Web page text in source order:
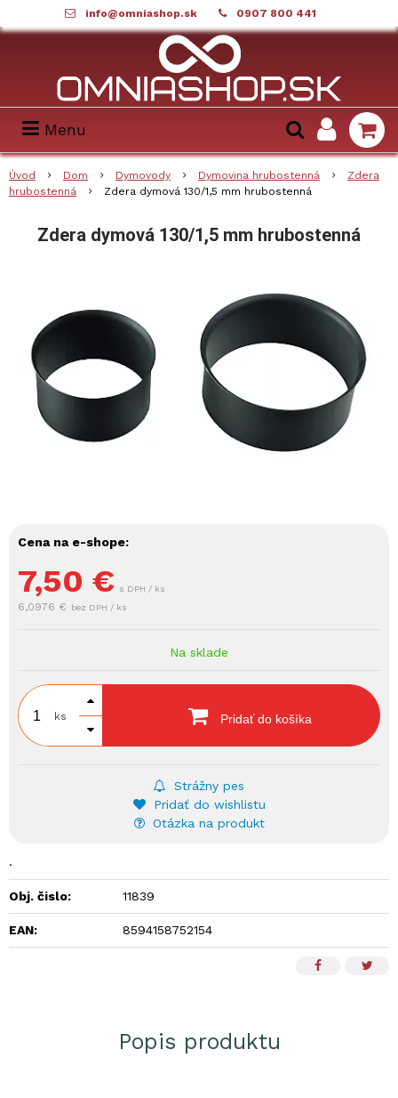
info@omniashop.sk 0907 800 441
Menu
Úvod Dom Dymovody Dymovina hrubostenná
Zdera
hrubostenná
Zdera dymová 130/1,5 mm hrubostenná
Zdera dymová 130/1,5 mm hrubostenná
Cena na e-shope:
7,50 € s DPH / ks
6,0976 € bez DPH / ks
Na sklade
ks Pridať do košíka
Strážny pes
Pridať do wishlistu
Otázka na produkt
.
Obj. čislo: 11839
EAN: 8594158752154
Popis produktu